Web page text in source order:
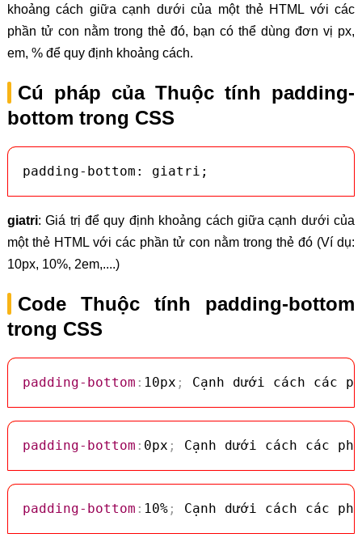
khoảng cách giữa cạnh dưới của một thẻ HTML với các
phần tử con nằm trong thẻ đó, bạn có thể dùng đơn vị px,
em, % để quy định khoảng cách.
Cú pháp của Thuộc tính padding-
bottom trong CSS
padding-bottom: giatri;
giatri: Giá trị để quy định khoảng cách giữa cạnh dưới của
một thẻ HTML với các phần tử con nằm trong thẻ đó (Ví dụ:
10px, 10%, 2em,....)
Code Thuộc tính padding-bottom
trong CSS
padding-bottom : 10px ; Cạnh dưới cách các
padding-bottom : 0px ; Cạnh dưới cách các
padding-bottom : 10%; Cạnh dưới cách các